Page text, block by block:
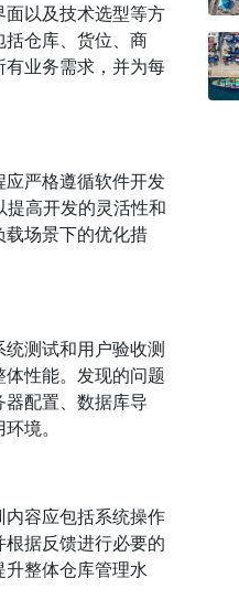
以及技术选型等方
仓库、货位、商
业务需求，并为每
严格遵循软件开发
提高开发的灵活性和
场景下的优化措
测试和用户验收测
性能。发现的问题
器配置、数据库导
境。
容应包括系统操作
据反馈进行必要的
升整体仓库管理水